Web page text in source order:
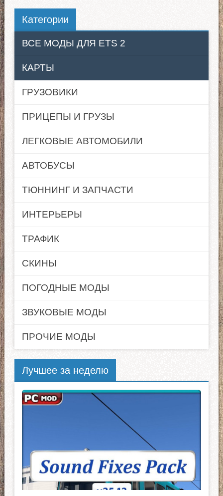
Категории
ВСЕ МОДЫ ДЛЯ ETS 2
КАРТЫ
ГРУЗОВИКИ
ПРИЦЕПЫ И ГРУЗЫ
ЛЕГКОВЫЕ АВТОМОБИЛИ
АВТОБУСЫ
ТЮННИНГ И ЗАПЧАСТИ
ИНТЕРЬЕРЫ
ТРАФИК
СКИНЫ
ПОГОДНЫЕ МОДЫ
ЗВУКОВЫЕ МОДЫ
ПРОЧИЕ МОДЫ
Лучшее за неделю